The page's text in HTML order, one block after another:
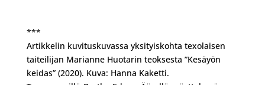
***
Artikkelin kuvituskuvassa yksityiskohta texolaisen
taiteilijan Marianne Huotarin teoksesta ”Kesäyön
keidas” (2020). Kuva: Hanna Kaketti.